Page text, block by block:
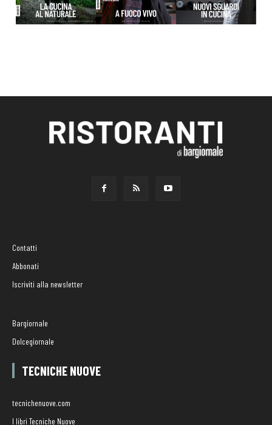
Contatti
Abbonati
Iscriviti alla newsletter
Bargiornale
Dolcegiornale
TECNICHE NUOVE
tecnichenuove.com
I libri Tecniche Nuove